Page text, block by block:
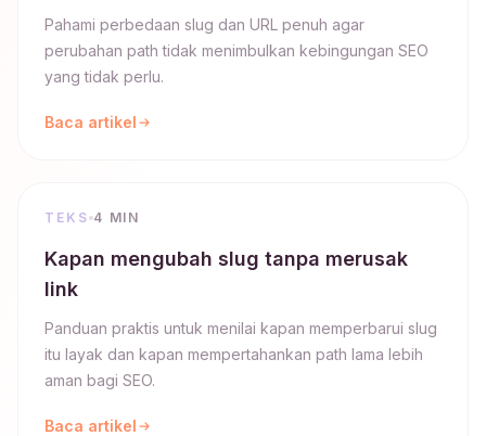
Pahami perbedaan slug dan URL penuh agar
perubahan path tidak menimbulkan kebingungan SEO
yang tidak perlu.
Baca artikel
TEKS 4 MIN
Kapan mengubah slug tanpa merusak
link
Panduan praktis untuk menilai kapan memperbarui slug
itu layak dan kapan mempertahankan path lama lebih
aman bagi SEO.
Baca artikel